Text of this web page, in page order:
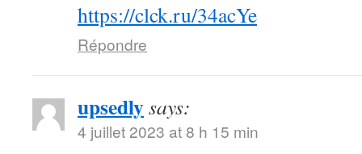
https://clck.ru/34acYe
Répondre
upsedlysays:
4 juillet 2023 at 8 h 15 min